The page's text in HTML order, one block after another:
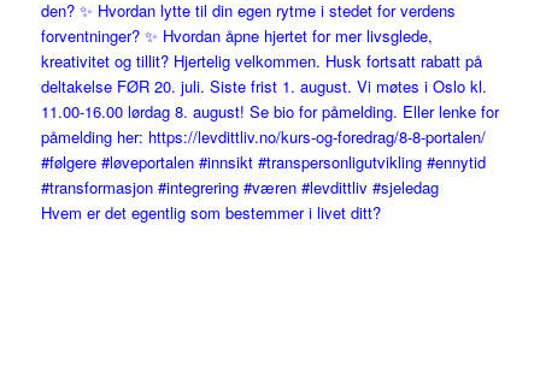
Hvem er det egentlig som bestemmer i livet ditt?